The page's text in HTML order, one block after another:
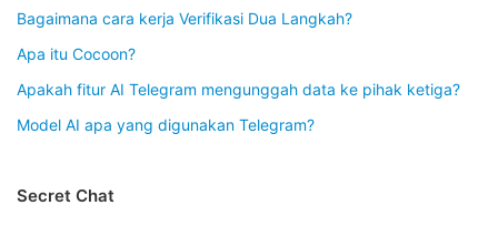
Bagaimana cara kerja Verifikasi Dua Langkah?
Apa itu Cocoon?
Apakah fitur AI Telegram mengunggah data ke pihak ketiga?
Model AI apa yang digunakan Telegram?
Secret Chat